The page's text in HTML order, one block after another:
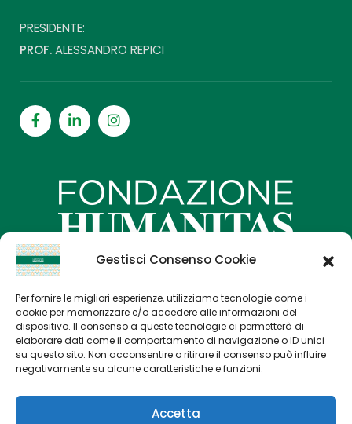
Gestisci Consenso Cookie
Per fornire le migliori esperienze, utilizziamo tecnologie come i
cookie per memorizzare e/o accedere alle informazioni del
dispositivo. Il consenso a queste tecnologie ci permetterà di
elaborare dati come il comportamento di navigazione o ID unici
su questo sito. Non acconsentire o ritirare il consenso può influire
negativamente su alcune caratteristiche e funzioni.
Accetta
PRESIDENTE:
PROF.ALESSANDRO REPICI
Home
Progetti di Ricerca
Come sostenerci